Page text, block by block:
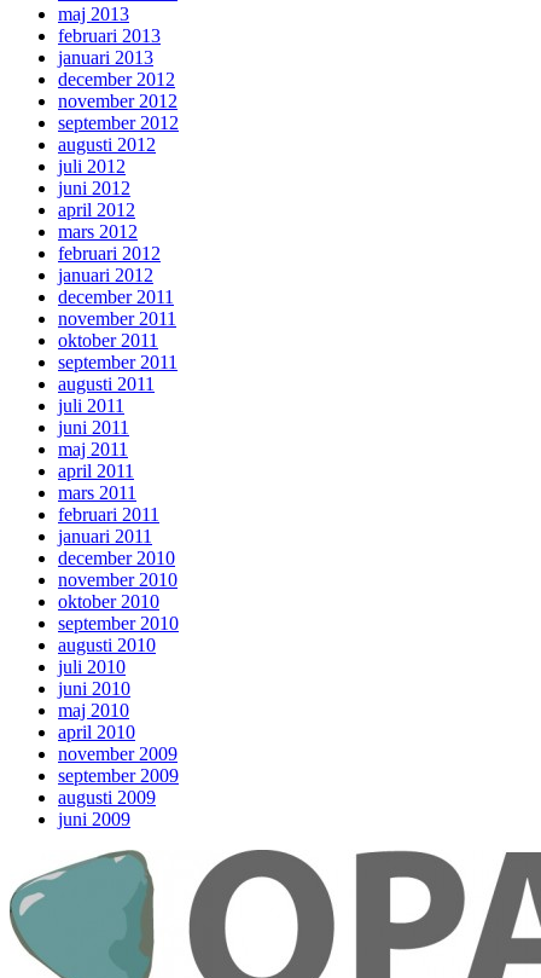
maj 2013
februari 2013
januari 2013
december 2012
november 2012
september 2012
augusti 2012
juli 2012
juni 2012
april 2012
mars 2012
februari 2012
januari 2012
december 2011
november 2011
oktober 2011
september 2011
augusti 2011
juli 2011
juni 2011
maj 2011
april 2011
mars 2011
februari 2011
januari 2011
december 2010
november 2010
oktober 2010
september 2010
augusti 2010
juli 2010
juni 2010
maj 2010
april 2010
november 2009
september 2009
augusti 2009
juni 2009